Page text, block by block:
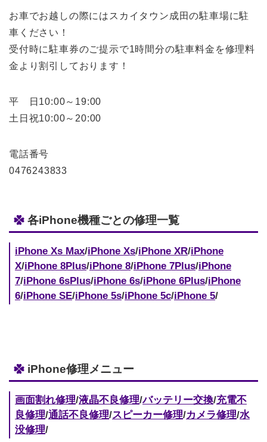
お車でお越しの際にはスカイタウン成田の駐車場に駐
車ください！
受付時に駐車券のご提示で1時間分の駐車料金を修理料
金より割引しております！
平 日10:00～19:00
土日祝10:00～20:00
電話番号
0476243833
各iPhone機種ごとの修理一覧
iPhone Xs Max/iPhone Xs/iPhone XR/iPhone
X/iPhone 8Plus/iPhone 8/iPhone 7Plus/iPhone
7/iPhone 6sPlus/iPhone 6s/iPhone 6Plus/iPhone
6/iPhone SE/iPhone 5s/iPhone 5c/iPhone 5/
iPhone修理メニュー
画面割れ修理/液晶不良修理/バッテリー交換/充電不
良修理/通話不良修理/スピーカー修理/カメラ修理/水
没修理/